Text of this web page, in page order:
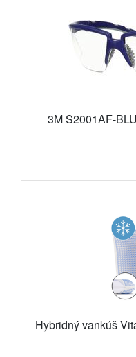
3M S2001AF-
Hybridný vankúš